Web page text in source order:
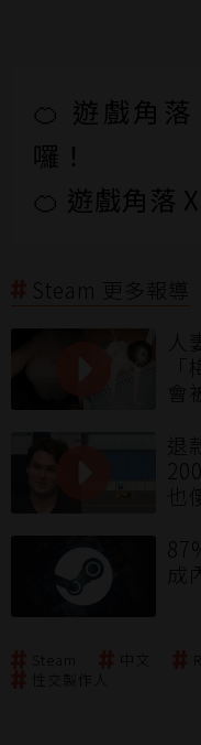
🍊 遊戲角
囉！
🍊 遊戲角落
Steam 更多報導
會
退
也
成
中文
性交製作人